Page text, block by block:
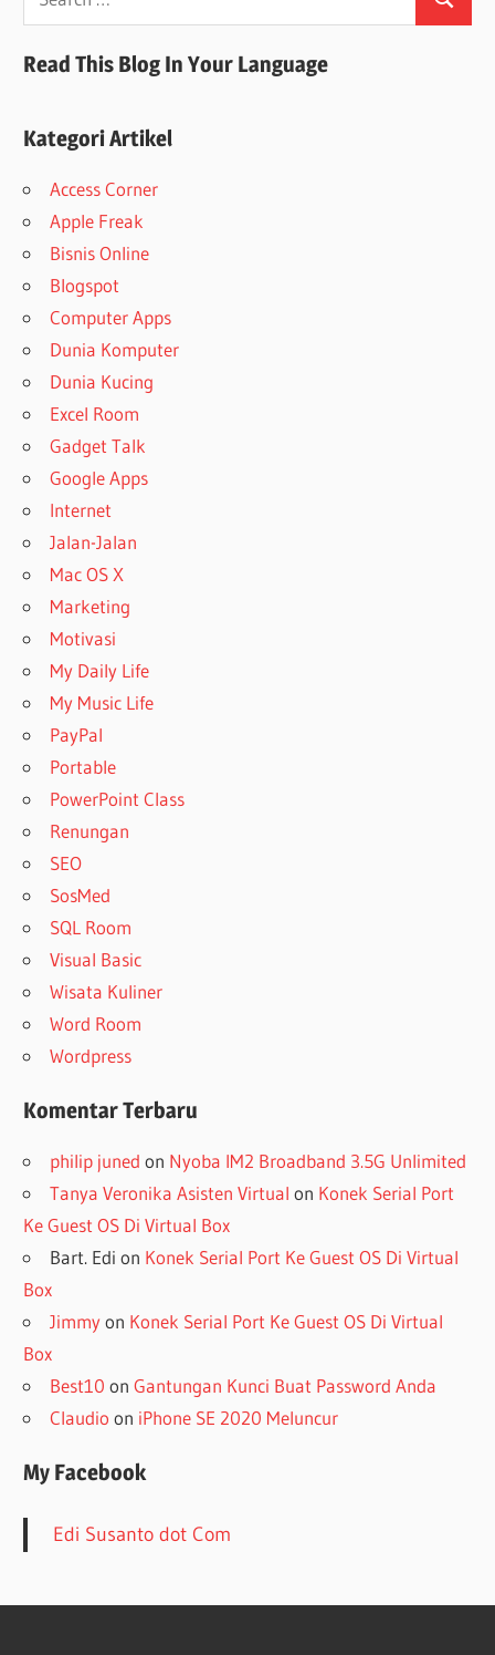
for:
Search
Read This Blog In Your Language
Kategori Artikel
Access Corner
Apple Freak
Bisnis Online
Blogspot
Computer Apps
Dunia Komputer
Dunia Kucing
Excel Room
Gadget Talk
Google Apps
Internet
Jalan-Jalan
Mac OS X
Marketing
Motivasi
My Daily Life
My Music Life
PayPal
Portable
PowerPoint Class
Renungan
SEO
SosMed
SQL Room
Visual Basic
Wisata Kuliner
Word Room
Wordpress
Komentar Terbaru
philip juned on Nyoba IM2 Broadband 3.5G Unlimited
Tanya Veronika Asisten Virtual on Konek Serial Port
Ke Guest OS Di Virtual Box
Bart. Edi on Konek Serial Port Ke Guest OS Di Virtual
Box
Jimmyon Konek Serial Port Ke Guest OS Di Virtual
Box
Best10 onGantungan Kunci Buat Password Anda
Claudio on iPhone SE 2020 Meluncur
My Facebook
Edi Susanto dot Com